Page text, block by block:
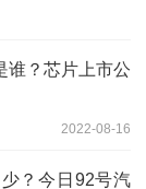
谁？芯片上市公
2022-08-16
？今日92号汽